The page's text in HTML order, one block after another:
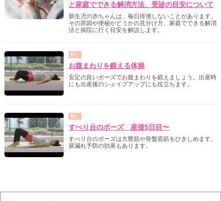
と家庭でできる解消方法、受診の目安について
新生児の赤ちゃんは、毎日排便しないことがあります。
その原因や便秘かどうかの見分け方、家庭でできる解消
法と病院に行く目安を解説します。
動く
お腹まわりを鍛える体操
安定の良いポーズでお腹まわりを鍛えましょう。出産時
にも出産後のシェイプアップにも役立ちます。
動く
すべり台のポーズ 産後5日目〜
すべり台のポーズは大臀筋や骨盤底筋をひきしめます。
尿漏れ予防の効果もあります。